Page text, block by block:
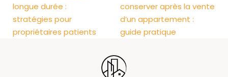
longue durée :
stratégies pour
propriétaires patients
conserver après la vente
d’un appartement :
guide pratique